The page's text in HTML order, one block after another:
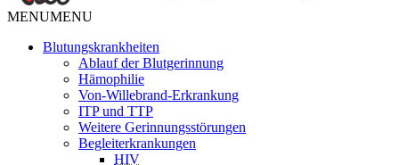
MENUMENU
Blutungskrankheiten
Ablauf der Blutgerinnung
Hämophilie
Von-Willebrand-Erkrankung
ITP und TTP
Weitere Gerinnungsstörungen
Begleiterkrankungen
HIV